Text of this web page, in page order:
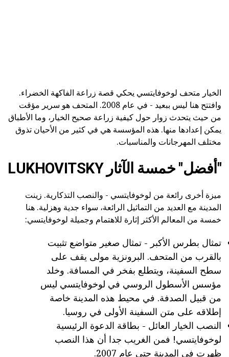
الخيار متحف لوخوفايتسي يحكي قصة زراعة الفاكهة الخضراء.
وافتتح هنا ليس ببعيد - في عام 2008. المتحف هو سرير مؤقت
من حيث يتحدث زوار حول كيفية زراعة صحيح الخيار، وما الأطباق
يمكن إعدادها منها. هذه المؤسسة هي في كثير من الأحيان تذوق
مختلف المهرجانات والمناسبات.
"أفضل" خمسة الآثار LUKHOVITSKY
ميزة أخرى رائعة من لوخوفايتسي - والنصب التذكارية. زينت
المدينة مع العديد من التماثيل الرائعة، سواء جدية وهزلية. هنا
خمسة من المعالم الأكثر إثارة للاهتمام وجميلة لوخوفايتسي:
تمثال بطرس الأكبر - تمثال صغير متواضع تثبيت
بالقرب من المتحف. البرونزية مولى يقف على
سطح السفينة، ويتطلع بفخر في المسافة. وخلد
مؤسس الأسطول الروسي في لوخوفايتسي ليس
من قبيل الصدفة. في محيط هذه المدينة خاصة
إطلاقه على متن السفينة الأولى في روسيا.
النصب الخيار العائل - بطاقة الدعوة الرئيسية
لوخوفايتسي! فمن الغريب جدا أن هذا النصب
ظهرت في المدينة حتى عام 2007.